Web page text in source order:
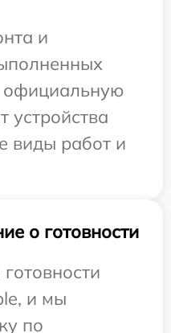
и
официальную
устройства
виды работ и
о готовности
и мы
по